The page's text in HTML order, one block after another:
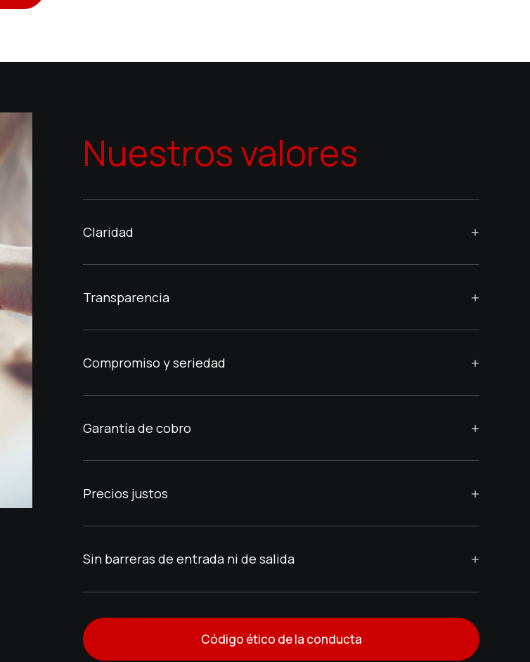
Nuestros valores
Claridad
Transparencia
Compromiso y seriedad
Garantía de cobro
Precios justos
Sin barreras de entrada ni de salida
Código ético de la conducta